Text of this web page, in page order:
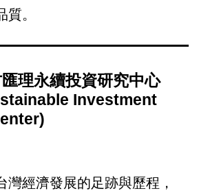
。
理永續投資研究中心
Investment
經濟發展的足跡與歷程，